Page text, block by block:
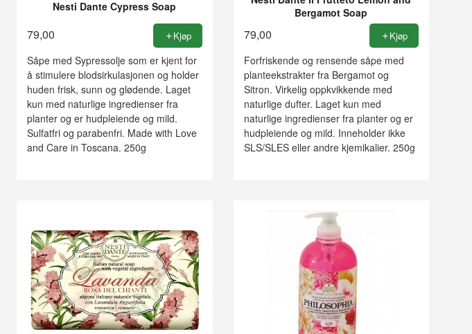
Nesti Dante Cypress Soap
79,00 Kjøp
Såpe med Sypressolje som er kjent for
å stimulere blodsirkulasjonen og holder
huden frisk, sunn og glødende. Laget
kun med naturlige ingredienser fra
planter og er hudpleiende og mild.
Sulfatfri og parabenfri. Made with Love
and Care in Toscana. 250g
Bergamot Soap
79,00 Kjøp
Forfriskende og rensende såpe med
planteekstrakter fra Bergamot og
Sitron. Virkelig oppkvikkende med
naturlige dufter. Laget kun med
naturlige ingredienser fra planter og er
hudpleiende og mild. Inneholder ikke
SLS/SLES eller andre kjemikalier. 250g